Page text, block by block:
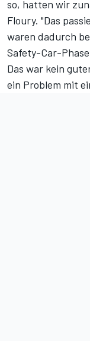
so, hatten wir
Floury. "Das
waren dadurch
Safety-Car-
Das war kein
ein Problem mit